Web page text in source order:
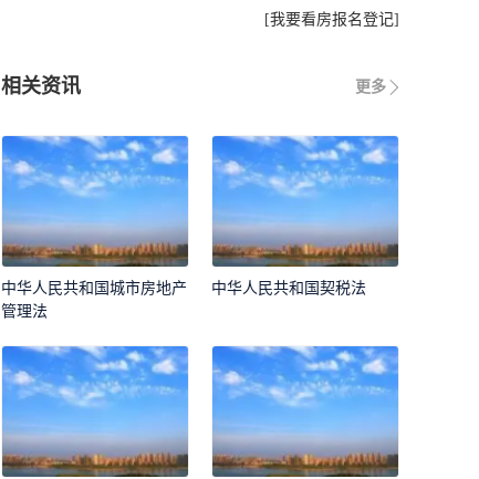
[我要看房报名登记]
更多
相关资讯
中华人民共和国城市房地产
管理法
中华人民共和国契税法